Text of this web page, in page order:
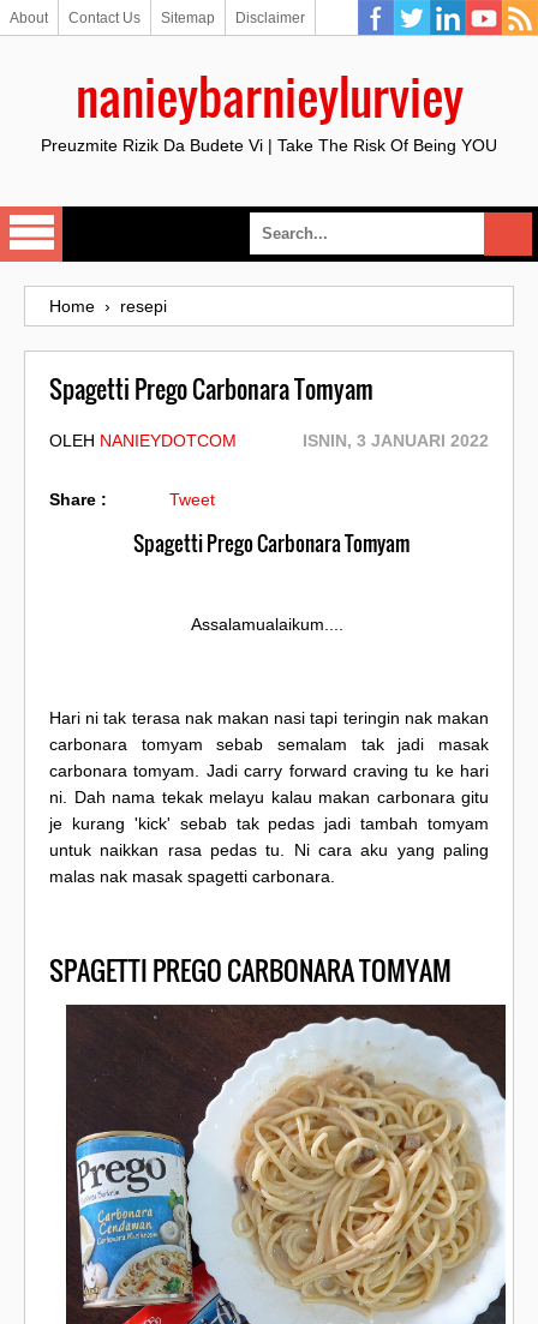
About Contact Us Sitemap Disclaimer
nanieybarnieylurviey
Preuzmite Rizik Da Budete Vi | Take The Risk Of Being YOU
Home › resepi
Spagetti Prego Carbonara Tomyam
OLEH NANIEYDOTCOM ISNIN, 3 JANUARI 2022
Share : Tweet
Spagetti Prego Carbonara Tomyam
Assalamualaikum....
Hari ni tak terasa nak makan nasi tapi teringin nak makan
carbonara tomyam sebab semalam tak jadi masak
carbonara tomyam. Jadi carry forward craving tu ke hari
ni. Dah nama tekak melayu kalau makan carbonara gitu
je kurang 'kick' sebab tak pedas jadi tambah tomyam
untuk naikkan rasa pedas tu. Ni cara aku yang paling
malas nak masak spagetti carbonara.
SPAGETTI PREGO CARBONARA TOMYAM